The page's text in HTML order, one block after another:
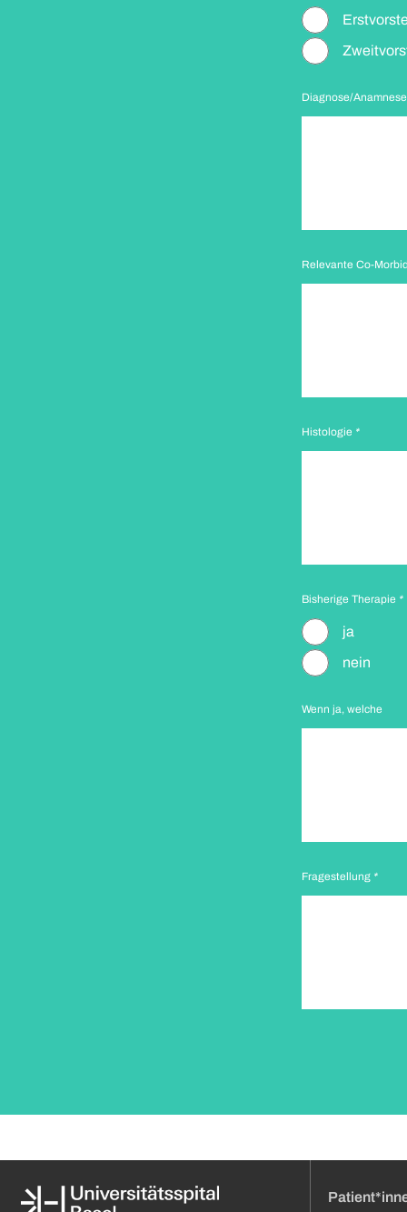
Diagnose/Anamnese
Relevante Co-
Histologie *
Bisherige Therapie *
ja
nein
Wenn ja, welche
Fragestellung *